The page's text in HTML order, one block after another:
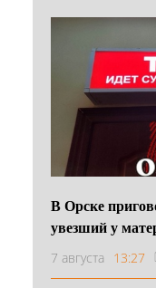
В Орске
увезший у
7 августа 13:27